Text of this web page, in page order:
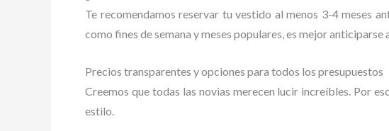
Te recomendamos reservar tu vestido al menos 3-4 meses
como fines de semana y meses populares, es mejor anticiparse
Precios transparentes y opciones para todos los presupuestos
Creemos que todas las novias merecen lucir increíbles. Por
estilo.